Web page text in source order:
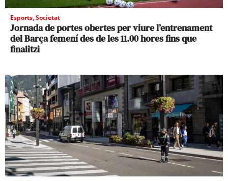
Esports,Societat
Jornada de portes obertes per viure l’entrenament
del Barça femení des de les 11.00 hores fins que
finalitzi